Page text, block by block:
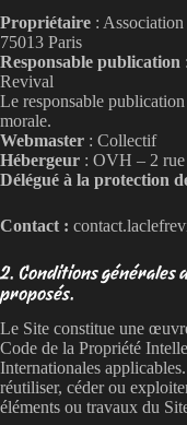
Propriétaire :
75013 Paris
Responsable publication
Revival
Le responsable
morale.
Webmaster : Collectif
Hébergeur : OVH – 2
Délégué à la protection
Contact :
2. Conditions générales
proposés.
Le Site constitue une
Code de la Propriété
Internationales
réutiliser, céder ou
éléments ou travaux du